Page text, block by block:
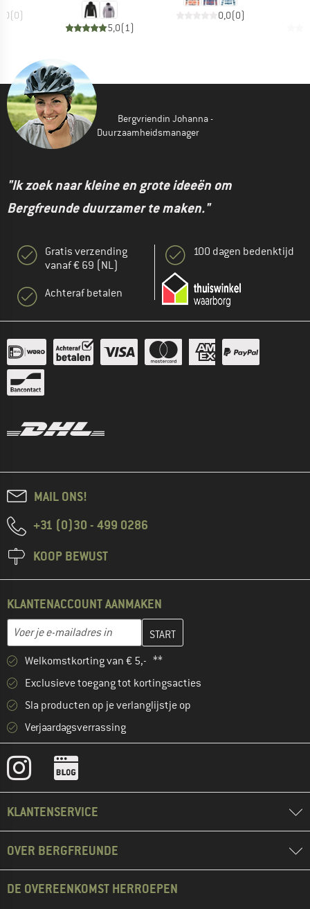
(0)
5,0(1)
0,0(0)
Bergvriendin Johanna -
Duurzaamheidsmanager
"Ik zoek naar kleine en grote ideeën om
Bergfreunde duurzamer te maken."
Gratis verzending
vanaf € 69 (NL)
Achteraf betalen
100 dagen bedenktijd
MAIL ONS!
+31 (0)30 - 499 0286
KOOP BEWUST
KLANTENACCOUNT AANMAKEN
E-mailadres
Vul je e-mailadres hier in en maak in de volgende stap je
Welkomstkorting van € 5,- **
Exclusieve toegang tot kortingsacties
Sla producten op je verlanglijstje op
Verjaardagsverrassing
KLANTENSERVICE
OVER BERGFREUNDE
DE OVEREENKOMST HERROEPEN